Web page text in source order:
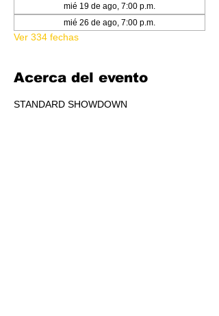
mié 19 de ago, 7:00 p.m.
mié 26 de ago, 7:00 p.m.
Ver 334 fechas
Acerca del evento
STANDARD SHOWDOWN